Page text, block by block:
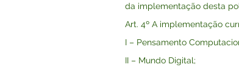
da implementação desta
Art. 4º A implementação
I – Pensamento
II – Mundo Digital;